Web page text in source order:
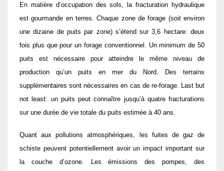
En matière d’occupation des sols, la fracturation hydraulique
est gourmande en terres. Chaque zone de forage (soit environ
une dizaine de puits par zone) s’étend sur 3,6 hectare: deux
fois plus que pour un forage conventionnel. Un minimum de 50
puits est nécessaire pour atteindre le même niveau de
production qu’un puits en mer du Nord. Des terrains
supplémentaires sont nécessaires en cas de re-forage. Last but
not least: un puits peut connaître jusqu’à quatre fracturations
sur une durée de vie totale du puits estimée à 40 ans.
Quant aux pollutions atmosphériques, les fuites de gaz de
schiste peuvent potentiellement avoir un impact important sur
la couche d’ozone. Les émissions des pompes, des